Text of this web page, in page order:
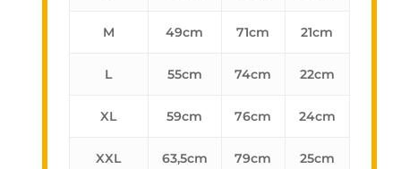
M 49cm 71cm 21cm
L 55cm 74cm 22cm
XL 59cm 76cm 24cm
XXL 63,5cm 79cm 25cm